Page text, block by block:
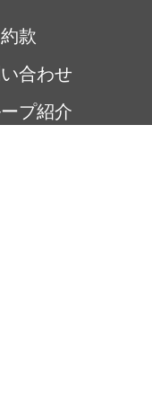
款
合わせ
プ紹介